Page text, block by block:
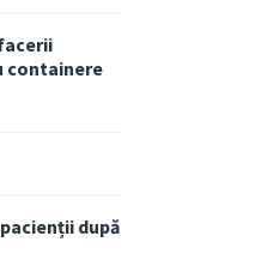
containere
după